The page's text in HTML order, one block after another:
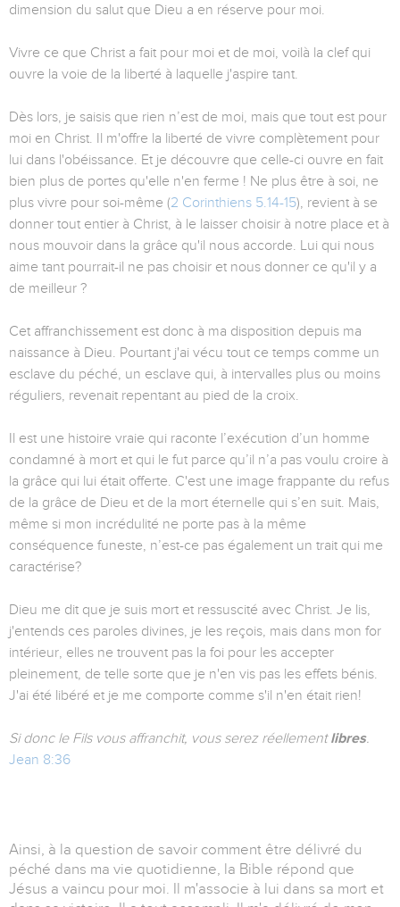
dimension du salut que Dieu a en réserve pour moi.
Vivre ce que Christ a fait pour moi et de moi, voilà la clef qui
ouvre la voie de la liberté à laquelle j'aspire tant.
Dès lors, je saisis que rien n’est de moi, mais que tout est pour
moi en Christ. Il m'offre la liberté de vivre complètement pour
lui dans l'obéissance. Et je découvre que celle-ci ouvre en fait
bien plus de portes qu'elle n'en ferme ! Ne plus être à soi, ne
plus vivre pour soi-même (2 Corinthiens 5.14-15), revient à se
donner tout entier à Christ, à le laisser choisir à notre place et à
nous mouvoir dans la grâce qu'il nous accorde. Lui qui nous
aime tant pourrait-il ne pas choisir et nous donner ce qu'il y a
de meilleur ?
Cet affranchissement est donc à ma disposition depuis ma
naissance à Dieu. Pourtant j'ai vécu tout ce temps comme un
esclave du péché, un esclave qui, à intervalles plus ou moins
réguliers, revenait repentant au pied de la croix.
Il est une histoire vraie qui raconte l’exécution d’un homme
condamné à mort et qui le fut parce qu’il n’a pas voulu croire à
la grâce qui lui était offerte. C'est une image frappante du refus
de la grâce de Dieu et de la mort éternelle qui s’en suit. Mais,
même si mon incrédulité ne porte pas à la même
conséquence funeste, n’est-ce pas également un trait qui me
caractérise?
Dieu me dit que je suis mort et ressuscité avec Christ. Je lis,
j'entends ces paroles divines, je les reçois, mais dans mon for
intérieur, elles ne trouvent pas la foi pour les accepter
pleinement, de telle sorte que je n'en vis pas les effets bénis.
J'ai été libéré et je me comporte comme s'il n'en était rien!
Si donc le Fils vous affranchit, vous serez réellementlibres.
Jean 8:36
Ainsi, à la question de savoir comment être délivré du
péché dans ma vie quotidienne, la Bible répond que
Jésus a vaincu pour moi. Il m'associe à lui dans sa mort et